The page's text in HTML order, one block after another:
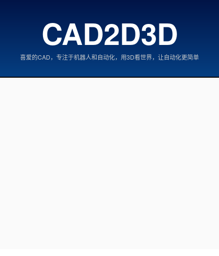
CAD2D3D
喜爱的CAD，专注于机器人和自动化，用3D看世界，让自动化更简单